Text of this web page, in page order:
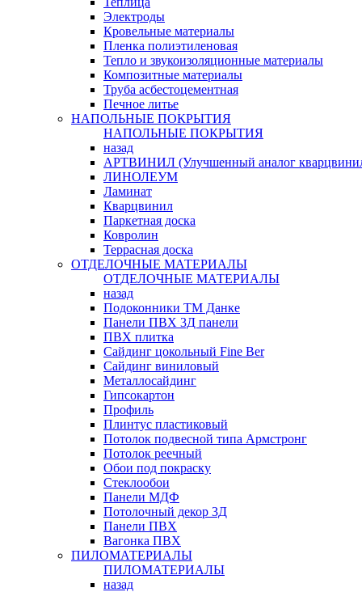
Электроды
Кровельные материалы
Пленка полиэтиленовая
Тепло и звукоизоляционные материалы
Композитные материалы
Труба асбестоцементная
Печное литье
НАПОЛЬНЫЕ ПОКРЫТИЯ
НАПОЛЬНЫЕ ПОКРЫТИЯ
назад
АРТВИНИЛ (Улучшенный аналог
ЛИНОЛЕУМ
Ламинат
Кварцвинил
Паркетная доска
Ковролин
Террасная доска
ОТДЕЛОЧНЫЕ МАТЕРИАЛЫ
ОТДЕЛОЧНЫЕ МАТЕРИАЛЫ
назад
Подоконники ТМ Данке
Панели ПВХ 3Д панели
ПВХ плитка
Сайдинг цокольный Fine Ber
Сайдинг виниловый
Металлосайдинг
Гипсокартон
Профиль
Плинтус пластиковый
Потолок подвесной типа Армстронг
Потолок реечный
Обои под покраску
Стеклообои
Панели МДФ
Потолочный декор 3Д
Панели ПВХ
Вагонка ПВХ
ПИЛОМАТЕРИАЛЫ
ПИЛОМАТЕРИАЛЫ
назад